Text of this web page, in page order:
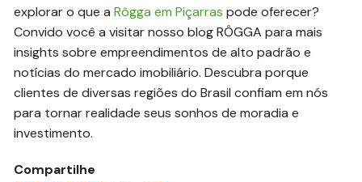
explorar o que aRôgga em Piçarras pode oferecer?
Convido você a visitar nosso blog RÔGGA para mais
insights sobre empreendimentos de alto padrão e
notícias do mercado imobiliário. Descubra porque
clientes de diversas regiões do Brasil confiam em nós
para tornar realidade seus sonhos de moradia e
investimento.
Compartilhe